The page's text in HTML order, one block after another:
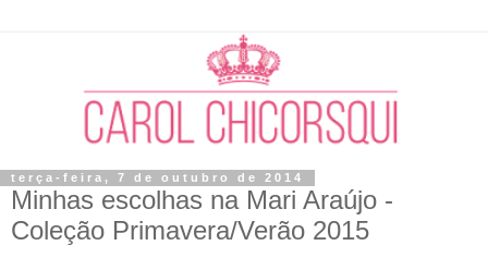
terça-feira, 7 de outubro de 2014
Minhas escolhas na Mari Araújo -
Coleção Primavera/Verão 2015